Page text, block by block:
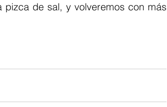
de sal, y volveremos con más